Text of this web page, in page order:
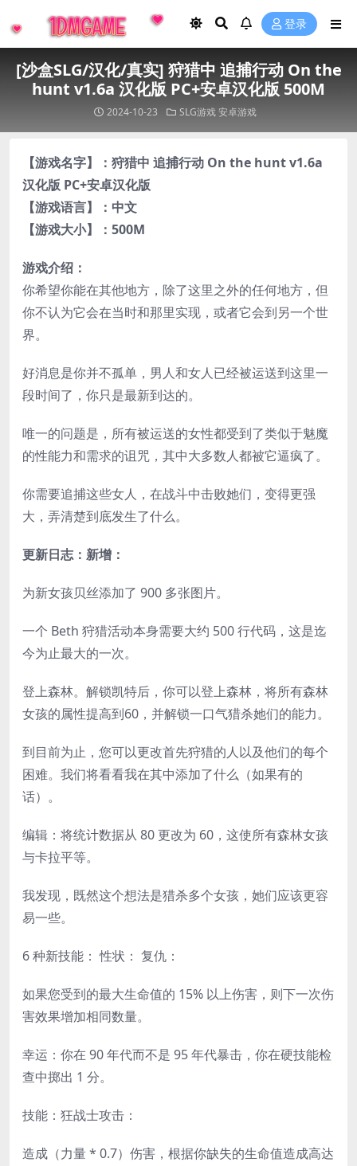
登录
[沙盒SLG/汉化/真实] 狩猎中 追捕行动 On the
hunt v1.6a 汉化版 PC+安卓汉化版 500M
2024-10-23 SLG游戏安卓游戏
【游戏名字】：狩猎中 追捕行动 On the hunt v1.6a
汉化版 PC+安卓汉化版
【游戏语言】：中文
【游戏大小】：500M
游戏介绍：
你希望你能在其他地方，除了这里之外的任何地方，但
你不认为它会在当时和那里实现，或者它会到另一个世
界。
好消息是你并不孤单，男人和女人已经被运送到这里一
段时间了，你只是最新到达的。
唯一的问题是，所有被运送的女性都受到了类似于魅魔
的性能力和需求的诅咒，其中大多数人都被它逼疯了。
你需要追捕这些女人，在战斗中击败她们，变得更强
大，弄清楚到底发生了什么。
更新日志：新增：
为新女孩贝丝添加了 900 多张图片。
一个 Beth 狩猎活动本身需要大约 500 行代码，这是迄
今为止最大的一次。
登上森林。解锁凯特后，你可以登上森林，将所有森林
女孩的属性提高到60，并解锁一口气猎杀她们的能力。
到目前为止，您可以更改首先狩猎的人以及他们的每个
困难。我们将看看我在其中添加了什么（如果有的
话）。
编辑：将统计数据从 80 更改为 60，这使所有森林女孩
与卡拉平等。
我发现，既然这个想法是猎杀多个女孩，她们应该更容
易一些。
6 种新技能： 性状： 复仇：
如果您受到的最大生命值的 15% 以上伤害，则下一次伤
害效果增加相同数量。
幸运：你在 90 年代而不是 95 年代暴击，你在硬技能检
查中掷出 1 分。
技能：狂战士攻击：
造成（力量 * 0.7）伤害，根据你缺失的生命值造成高达